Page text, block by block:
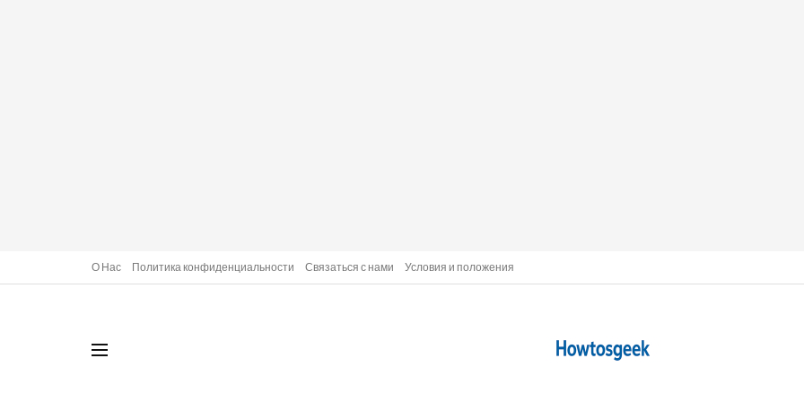
О Нас Политика конфиденциальности Связаться с нами Условия и положения